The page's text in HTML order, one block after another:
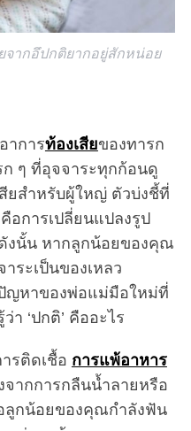
จากอึปกติยากอยู่สักหน่อย
าการท้องเสียของทารก
ก ๆ ที่อุจจาระทุกก้อนดู
ยสำหรับผู้ใหญ่ ตัวบ่งชี้ที่
อการเปลี่ยนแปลงรูป
งนั้น หากลูกน้อยของคุณ
ระเป็นของเหลว
ญหาของพ่อแม่มือใหม่ที่
‘ปกติ’ คืออะไร
รติดเชื้อ การแพ้อาหาร
จากการกลืนน้ำลายหรือ
ลูกน้อยของคุณกำลังฟัน